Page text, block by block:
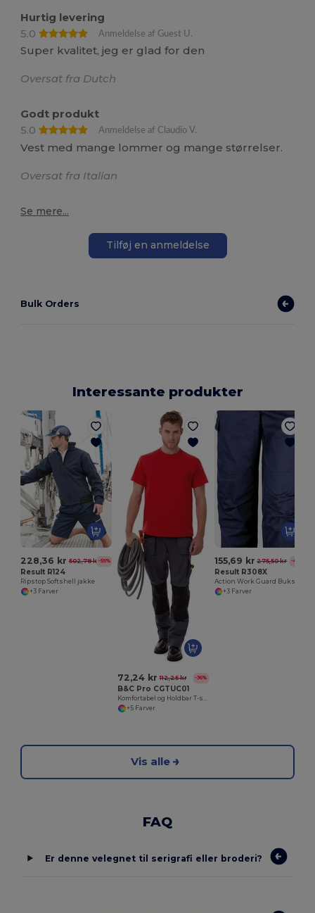
Hurtig levering
5.0
Anmeldelse af Guest U.
Super kvalitet, jeg er glad for den
Oversat fra Dutch
Godt produkt
5.0
Anmeldelse af Claudio V.
Vest med mange lommer og mange størrelser.
Oversat fra Italian
Se mere...
Tilføj en anmeldelse
Bulk Orders
Interessante produkter
228,36 kr 502,78 kr-55%
Result R124
Ripstop Softshell jakke
+3 Farver
72,24 kr 112,25 kr -36%
B&C Pro CGTUC01
+5 Farver
155,69 kr 275,50 kr -43%
Result R308X
Action Work Guard Bukser
+3 Farver
Vis alle
FAQ
Er denne velegnet til serigrafi eller broderi?